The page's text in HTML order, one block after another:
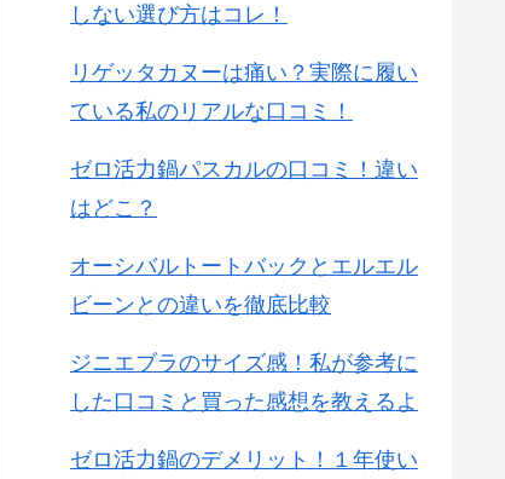
しない選び方はコレ！
リゲッタカヌーは痛い？実際に履い
ている私のリアルな口コミ！
ゼロ活力鍋パスカルの口コミ！違い
はどこ？
オーシバルトートバックとエルエル
ビーンとの違いを徹底比較
ジニエブラのサイズ感！私が参考に
した口コミと買った感想を教えるよ
ゼロ活力鍋のデメリット！１年使い